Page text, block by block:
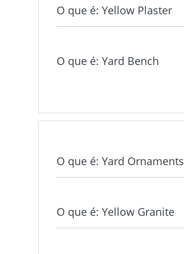
O que é: Yellow Plaster
O que é: Yard Bench
O que é: Yard Ornaments
O que é: Yellow Granite